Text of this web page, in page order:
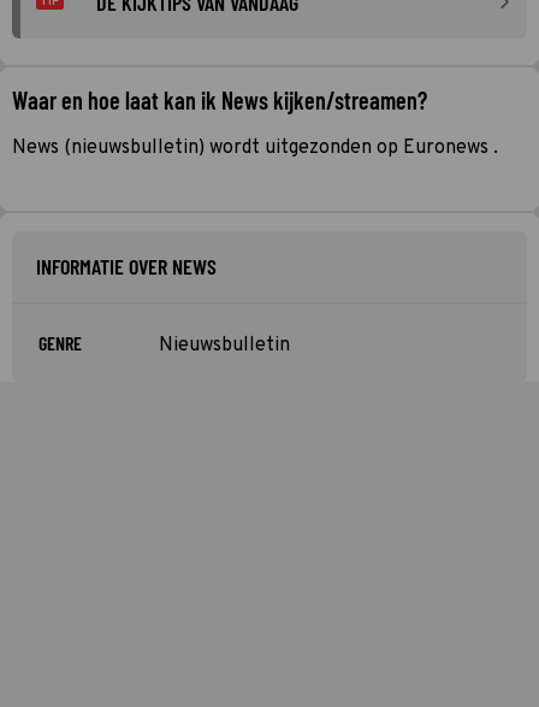
Waar en hoe laat kan ik News kijken/streamen?
News (nieuwsbulletin) wordt uitgezonden op Euronews .
INFORMATIE OVER NEWS
GENRE Nieuwsbulletin